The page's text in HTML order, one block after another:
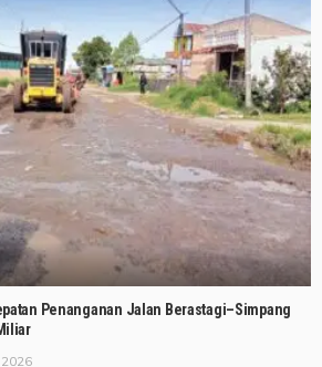
Penanganan Jalan Berastagi–Simpang